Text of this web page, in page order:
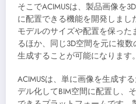
そこでACIMUSは、製品画像を
に配置できる機能を開発しまし
モデルのサイズや配置を保った
るほか、同じ3D空間を元に複
生成することが可能になります。
ACIMUSは、単に画像を生成す
デル化してBIM空間に配置し、